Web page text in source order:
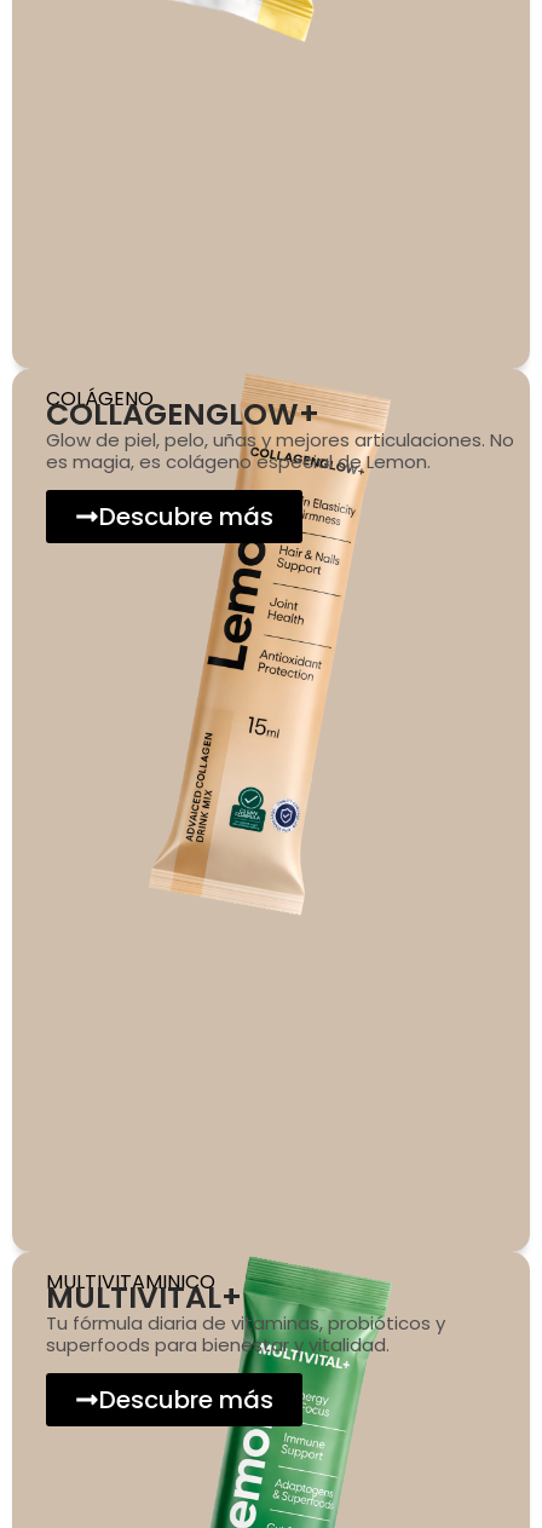
COLÁGENO
COLLAGENGLOW+
Glow de piel, pelo, uñas y mejores articulaciones. No
es magia, es colágeno especial de Lemon.
Descubre más
MULTIVITAMINICO
MULTIVITAL+
Tu fórmula diaria de vitaminas, probióticos y
superfoods para bienestar y vitalidad.
Descubre más